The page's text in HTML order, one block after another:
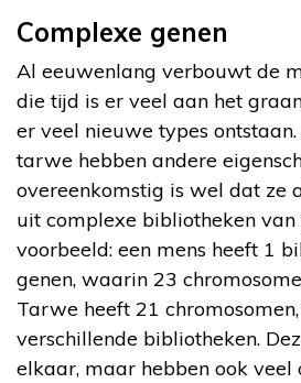
Complexe genen
Al eeuwenlang verbouwt de
die tijd is er veel aan het graan
er veel nieuwe types
tarwe hebben andere
overeenkomstig is wel dat ze
uit complexe bibliotheken van
voorbeeld: een mens heeft 1
genen, waarin 23
Tarwe heeft 21
verschillende bibliotheken.
elkaar, maar hebben ook veel